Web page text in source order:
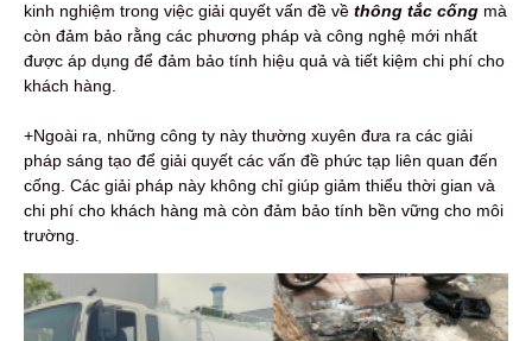
kinh nghiệm trong việc giải quyết vấn đề về thông tắc cống mà
còn đảm bảo rằng các phương pháp và công nghệ mới nhất
được áp dụng để đảm bảo tính hiệu quả và tiết kiệm chi phí cho
khách hàng.
+Ngoài ra, những công ty này thường xuyên đưa ra các giải
pháp sáng tạo để giải quyết các vấn đề phức tạp liên quan đến
cống. Các giải pháp này không chỉ giúp giảm thiểu thời gian và
chi phí cho khách hàng mà còn đảm bảo tính bền vững cho môi
trường.